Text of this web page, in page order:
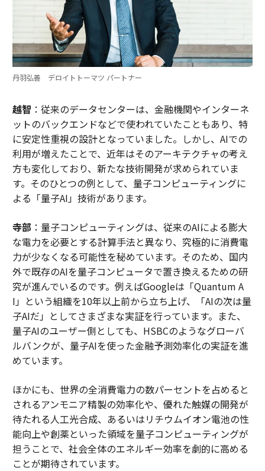
丹羽弘善 デロイトトーマツ パートナー
越智 ：従来のデータセンターは、金融機関やインターネ
ットのバックエンドなどで使われていたこともあり、特
に安定性重視の設計となっていました。しかし、AIでの
利用が増えたことで、近年はそのアーキテクチャの考え
方も変化しており、新たな技術開発が求められていま
す。そのひとつの例として、量子コンピューティングに
よる「量子AI」技術があります。
寺部 ：量子コンピューティングは、従来のAIによる膨大
な電力を必要とする計算手法と異なり、究極的に消費電
力が少なくなる可能性を秘めています。そのため、国内
外で既存のAIを量子コンピュータで置き換えるための研
究が進んでいるのです。例えばGoogleは「Quantum A
I」という組織を10年以上前から立ち上げ、「AIの次は量
子AIだ」としてさまざまな実証を行っています。また、
量子AIのユーザー側としても、HSBCのようなグローバ
ルバンクが、量子AIを使った金融予測効率化の実証を進
めています。
ほかにも、世界の全消費電力の数パーセントを占めると
されるアンモニア精製の効率化や、優れた触媒の開発が
待たれる人工光合成、あるいはリチウムイオン電池の性
能向上や創薬といった領域を量子コンピューティングが
担うことで、社会全体のエネルギー効率を劇的に高める
ことが期待されています。